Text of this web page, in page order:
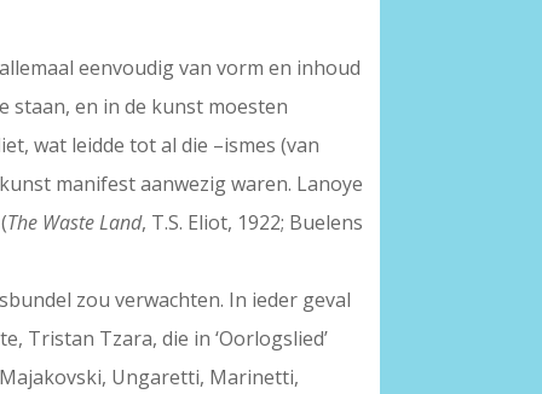
eenvoudig van vorm en inhoud
staan, en in de kunst moesten
wat leidde tot al die –ismes (van
manifest aanwezig waren. Lanoye
The Waste Land, T.S. Eliot, 1922; Buelens
zou verwachten. In ieder geval
Tristan Tzara, die in ‘Oorlogslied’
Ungaretti, Marinetti,